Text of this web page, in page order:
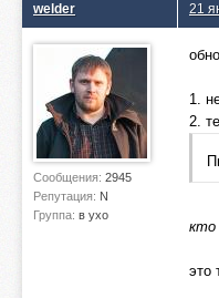
welder
Сообщения: 2945
Репутация: N
Группа: в ухо
21
1.
2.
кто
это